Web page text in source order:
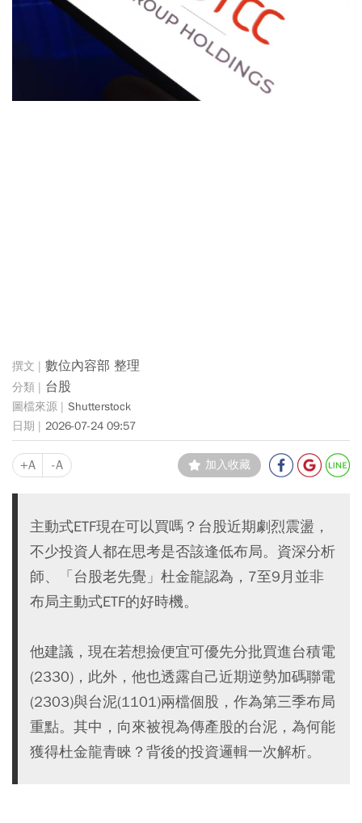
數位內容部 整理
台股
Shutterstock
2026-07-24 09:57
+A -A 加入收藏
主動式ETF現在可以買嗎？台股近期劇烈震盪，
不少投資人都在思考是否該逢低布局。資深分析
師、「台股老先覺」杜金龍認為，7至9月並非
布局主動式ETF的好時機。
他建議，現在若想撿便宜可優先分批買進台積電
(2330)，此外，他也透露自己近期逆勢加碼聯電
(2303)與台泥(1101)兩檔個股，作為第三季布局
重點。其中，向來被視為傳產股的台泥，為何能
獲得杜金龍青睞？背後的投資邏輯一次解析。